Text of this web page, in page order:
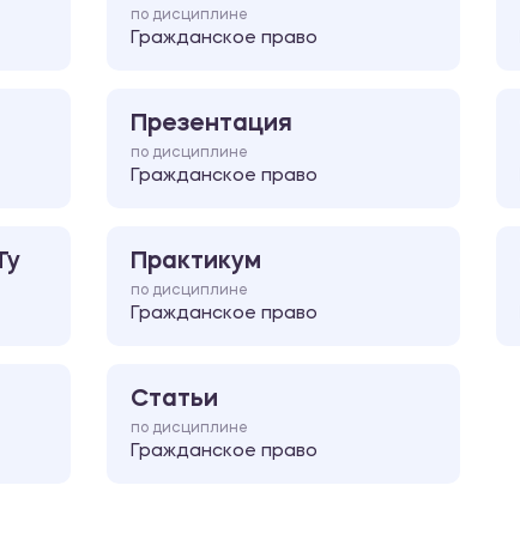
по дисциплине
Гражданское право
Презентация
по дисциплине
Гражданское право
Практикум
по дисциплине
Гражданское право
Статьи
по дисциплине
Гражданское право